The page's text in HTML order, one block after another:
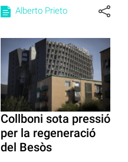
Alberto Prieto
Collboni sota pressió
per la regeneració
del Besòs